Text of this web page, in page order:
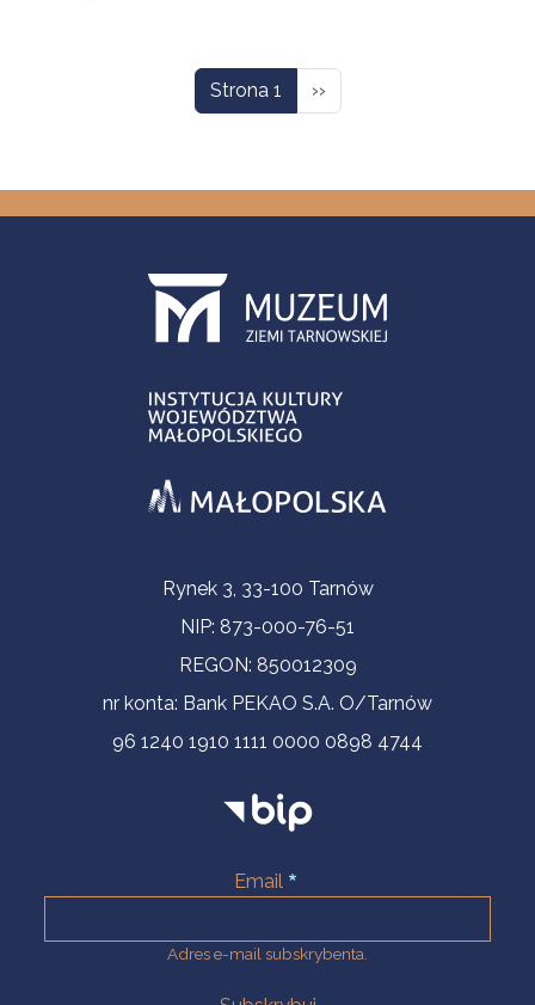
Strona 1 Następna strona
››
Informacje kontaktoweRynek 3, 33-100 Tarnów
NIP: 873-000-76-51
REGON: 850012309
nr konta: Bank PEKAO S.A. O/Tarnów
96 1240 1910 1111 0000 0898 4744
Email
Adres e-mail subskrybenta.